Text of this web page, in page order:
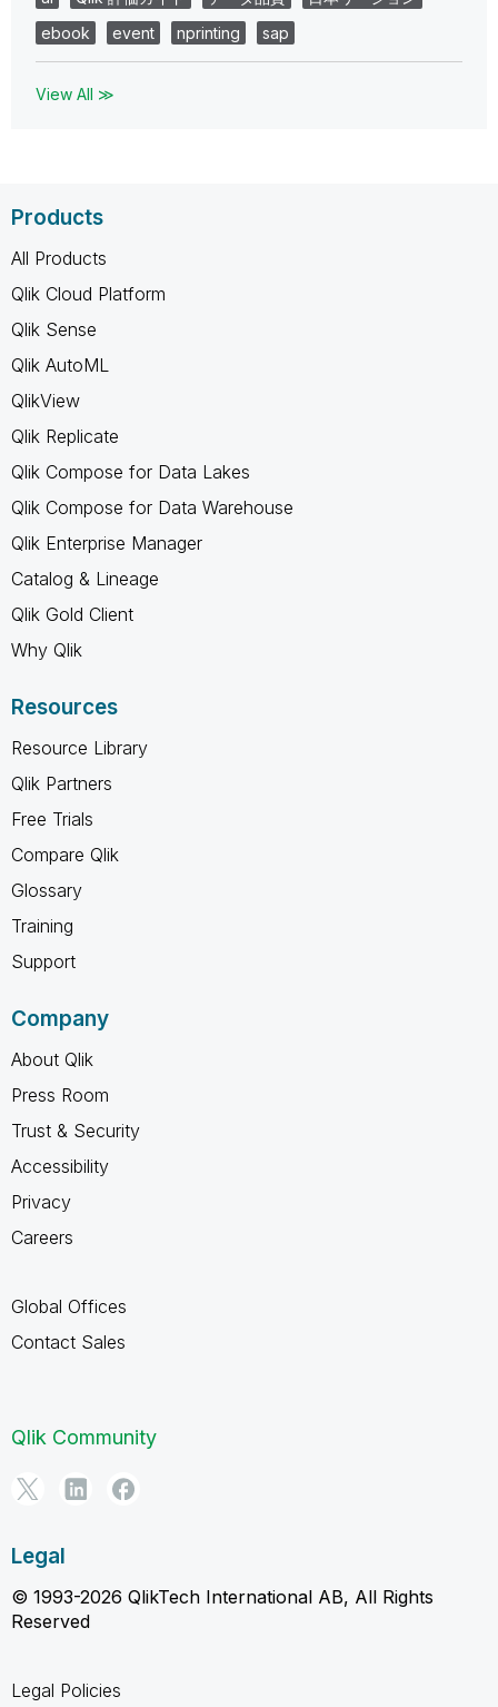
ebook
event nprinting sap
View All ≫
Products
All Products
Qlik Cloud Platform
Qlik Sense
Qlik AutoML
QlikView
Qlik Replicate
Qlik Compose for Data Lakes
Qlik Compose for Data Warehouse
Qlik Enterprise Manager
Catalog & Lineage
Qlik Gold Client
Why Qlik
Resources
Resource Library
Qlik Partners
Free Trials
Compare Qlik
Glossary
Training
Support
Company
About Qlik
Press Room
Trust & Security
Accessibility
Privacy
Careers
Global Offices
Contact Sales
Qlik Community
Legal
© 1993-2026 QlikTech International AB, All Rights
Reserved
Legal Policies